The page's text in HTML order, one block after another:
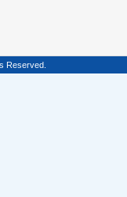
Reserved.